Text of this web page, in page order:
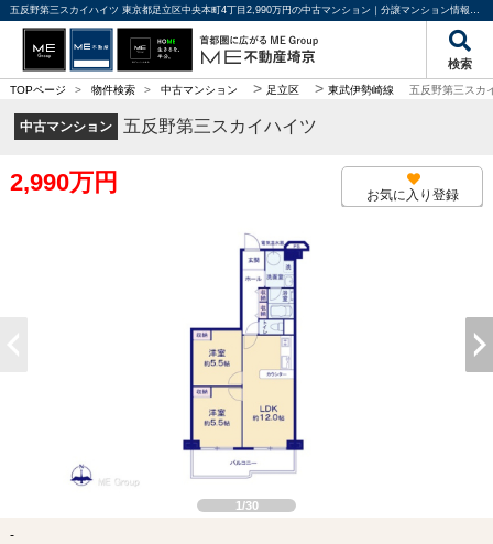
五反野第三スカイハイツ 東京都足立区中央本町4丁目2,990万円の中古マンション｜分譲マンション情報｜ME不動産埼京
検索
TOPページ > 物件検索 > 中古マンション > 足立区 > 東武伊勢崎線 五反野第三スカ
中古マンション 五反野第三スカイハイツ
2,990万円 お気に入り登録
1/30
-